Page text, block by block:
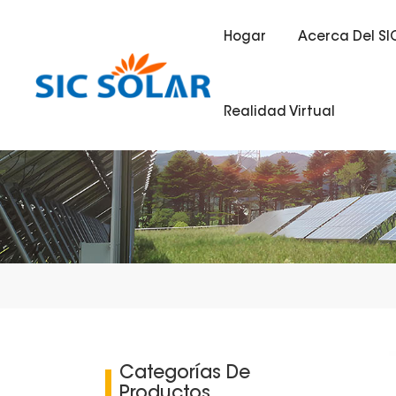
Hogar Acerca Del
Realidad Virtual
Categorías De